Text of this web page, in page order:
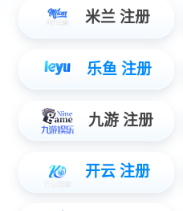
HY10小机器人
四合一 清洁机器人